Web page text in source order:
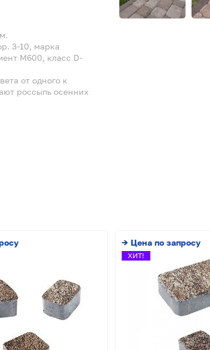
3-10, марка
М600, класс D-
от одного к
россыпь осенних
→ Цена по запросу
ХИТ!